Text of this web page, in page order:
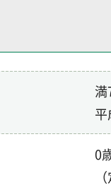
0